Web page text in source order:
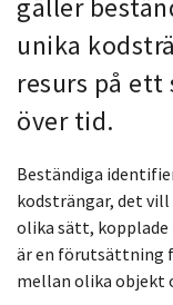
unika
resurs på
över tid.
Beständiga
kodsträngar, det vill
olika sätt,
är en förutsättning
mellan olika objekt